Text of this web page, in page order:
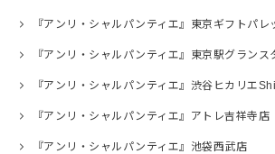
『アンリ・シャルパンティエ』東京ギフトパレ
『アンリ・シャルパンティエ』東京駅グランス
『アンリ・シャルパンティエ』渋谷ヒカリエ
『アンリ・シャルパンティエ』アトレ吉祥寺店
『アンリ・シャルパンティエ』池袋西武店